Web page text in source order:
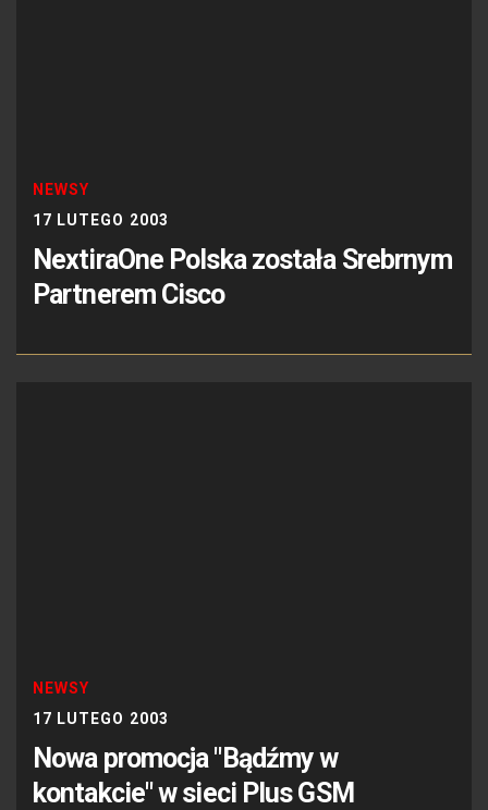
NEWSY
17 LUTEGO 2003
NextiraOne Polska została Srebrnym
Partnerem Cisco
NEWSY
17 LUTEGO 2003
Nowa promocja "Bądźmy w
kontakcie" w sieci Plus GSM